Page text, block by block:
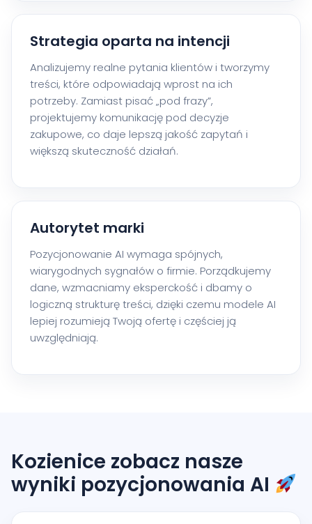
Strategia oparta na intencji
Analizujemy realne pytania klientów i tworzymy
treści, które odpowiadają wprost na ich
potrzeby. Zamiast pisać „pod frazy”,
projektujemy komunikację pod decyzje
zakupowe, co daje lepszą jakość zapytań i
większą skuteczność działań.
Autorytet marki
Pozycjonowanie AI wymaga spójnych,
wiarygodnych sygnałów o firmie. Porządkujemy
dane, wzmacniamy eksperckość i dbamy o
logiczną strukturę treści, dzięki czemu modele AI
lepiej rozumieją Twoją ofertę i częściej ją
uwzględniają.
Kozienice zobacz nasze
wyniki pozycjonowania AI